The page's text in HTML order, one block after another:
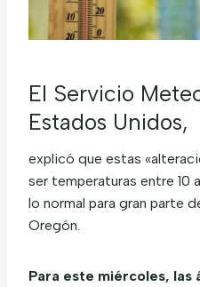
El Servicio
Estados Unidos,
explicó que estas
ser temperaturas entre 10
lo normal para gran parte
Oregón.
Para este miércoles, las